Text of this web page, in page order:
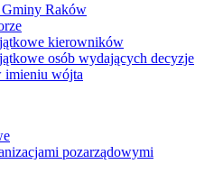
Gminy Raków
kierowników
osób wydających decyzje
imieniu wójta
pozarządowymi